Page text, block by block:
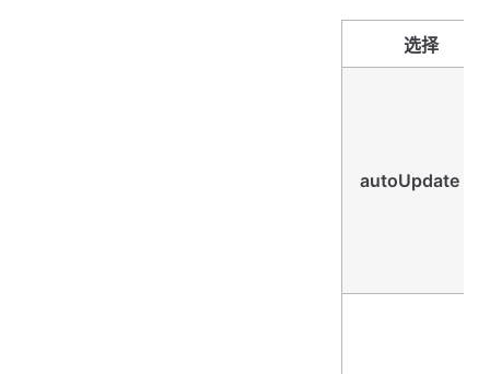
选择
autoUpdate